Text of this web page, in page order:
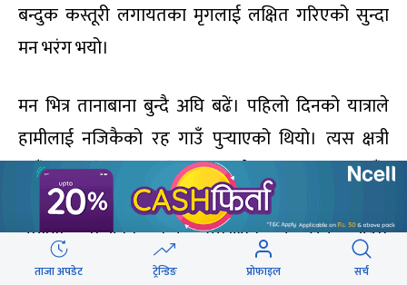
बन्दुक कस्तूरी लगायतका मृगलाई लक्षित गरिएको सुन्दा
मन भरंग भयो।
मन भित्र तानाबाना बुन्दै अघि बढें। पहिलो दिनको यात्राले
हामीलाई नजिकैको रह गाउँ पुर्‍याएको थियो। त्यस क्षत्री
गाउँको निरपेक्ष गरीबी देख्दा म निकै भावुक भएको थिएँ।
तिनीहरुको कुपोषित शरीर, लवाई खवाई र रहनसहन हेर्दा
लाग्थ्यो, राज्यको कुनै उपस्थिति नै छैन त्यहाँ।
बालबालिकाहरु सुकिला लुगा लगाएका हामीहरुलाई देख्दा
ताजा अपडेट ट्रेन्डिङ प्रोफाइल सर्च